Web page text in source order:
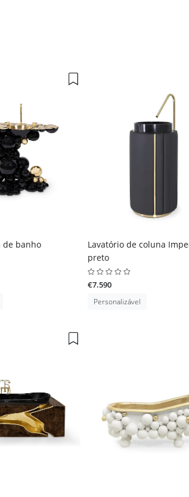
de banho
Lavatório de coluna
preto
€7.590
Personalizável